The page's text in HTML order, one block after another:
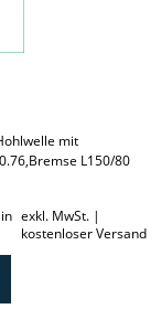
mit
L150/80
exkl. MwSt. |
kostenloser Versand